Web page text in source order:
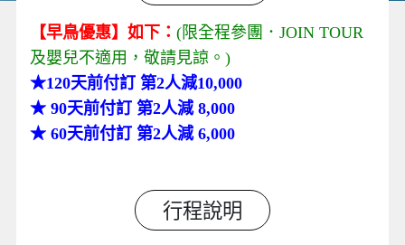
【早鳥優惠】如下： (限全程參團． JOIN TOUR
及嬰兒不適用，敬請見諒。 )
★120天前付訂 第2人減10,000
★ 90天前付訂 第2人減 8,000
★ 60天前付訂 第2人減 6,000
行程說明